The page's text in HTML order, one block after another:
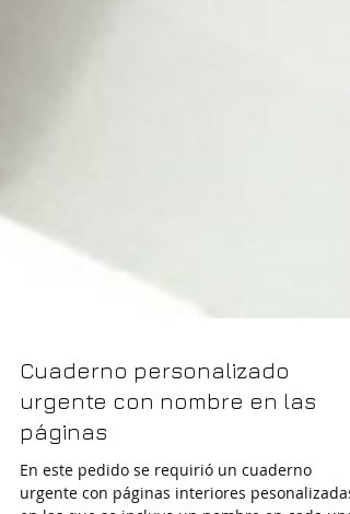
Cuaderno personalizado
urgente con nombre en las
páginas